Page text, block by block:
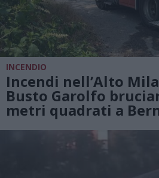
INCENDIO
Incendi nell’Alto
Busto Garolfo
metri quadrati a